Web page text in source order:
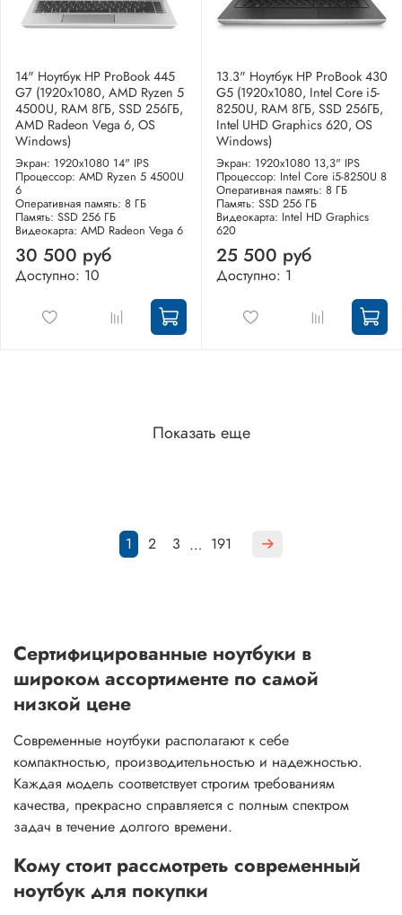
14" Ноутбук HP ProBook 445
G7 (1920x1080, AMD Ryzen 5
4500U, RAM 8ГБ, SSD 256ГБ,
AMD Radeon Vega 6, OS
Windows)
Экран: 1920x1080 14" IPS
Процессор: AMD Ryzen 5 4500U
6
Оперативная память: 8 ГБ
Память: SSD 256 ГБ
Видеокарта: AMD Radeon Vega 6
30 500 руб
Доступно: 10
13.3" Ноутбук HP ProBook 430
G5 (1920x1080, Intel Core i5-
8250U, RAM 8ГБ, SSD 256ГБ,
Intel UHD Graphics 620, OS
Windows)
Экран: 1920x1080 13,3" IPS
Процессор: Intel Core i5-8250U 8
Оперативная память: 8 ГБ
Память: SSD 256 ГБ
Видеокарта: Intel HD Graphics
620
25 500 руб
Доступно: 1
Показать еще
1 2 3 … 191
Сертифицированные ноутбуки в
широком ассортименте по самой
низкой цене
Современные ноутбуки располагают к себе
компактностью, производительностью и надежностью.
Каждая модель соответствует строгим требованиям
качества, прекрасно справляется с полным спектром
задач в течение долгого времени.
Кому стоит рассмотреть современный
ноутбук для покупки